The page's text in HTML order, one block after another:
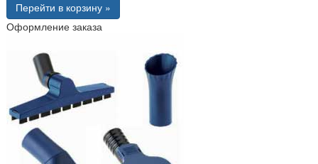
Перейти в корзину »
Оформление заказа